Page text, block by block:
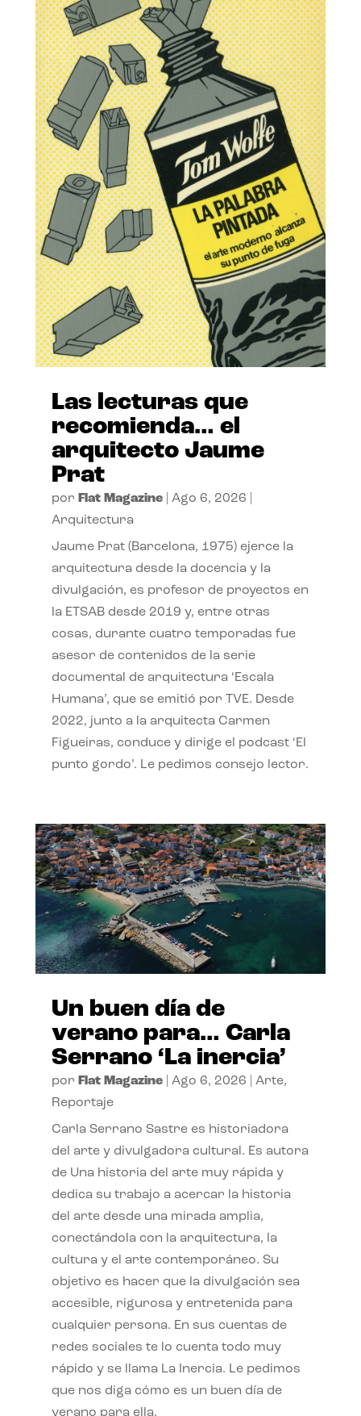
Las lecturas que
recomienda… el
arquitecto Jaume
Prat
por Flat Magazine| Ago 6, 2026
Arquitectura
Jaume Prat (Barcelona, 1975) ejerce la
arquitectura desde la docencia y la
divulgación, es profesor de proyectos en
la ETSAB desde 2019 y, entre otras
cosas, durante cuatro temporadas fue
asesor de contenidos de la serie
documental de arquitectura ‘Escala
Humana’, que se emitió por TVE. Desde
2022, junto a la arquitecta Carmen
Figueiras, conduce y dirige el podcast ‘El
punto gordo’. Le pedimos consejo lector.
Un buen día de
verano para… Carla
Serrano ‘La inercia’
por Flat Magazine| Ago 6, 2026 Arte,
Reportaje
Carla Serrano Sastre es historiadora
del arte y divulgadora cultural. Es autora
de Una historia del arte muy rápida y
dedica su trabajo a acercar la historia
del arte desde una mirada amplia,
conectándola con la arquitectura, la
cultura y el arte contemporáneo. Su
objetivo es hacer que la divulgación sea
accesible, rigurosa y entretenida para
cualquier persona. En sus cuentas de
redes sociales te lo cuenta todo muy
rápido y se llama La Inercia. Le pedimos
que nos diga cómo es un buen día de
verano para ella.